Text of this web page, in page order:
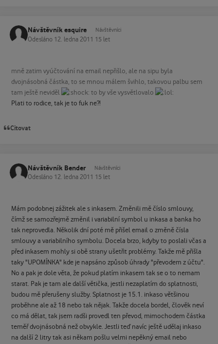
Návštěvník esquire Návštěvníci
Odesláno 12. ledna 2011 15 let
mně zatim vyúčtování na email nepřišlo, ale na sipu byla
dvojnásobná částka, to se mnou málem švihlo, takovou palbu sem
tam ještě neviděl
to by vše vysvětlovalo
Plati to rodice, tak je to fuk ne?!
Citovat
Návštěvník Bender Návštěvníci
Odesláno 12. ledna 2011 15 let
Mám podobnej zážitek ale s inkasem. Změnili mě číslo smlouvy,
čímž se samozřejmě změnil i variabilní symbol u inkasa a banka ho
tak neprovedla. Několik dní poté mě přišel email o změně čísla
smlouvy a variabilního symbolu. Docela brzo, kdyby to poslali včas a
před inkasem mohly si obě strany ušetřit problémy. Takže mě přišla
taky "UPOMÍNKA" kde je napsáno způsob úhrady "převodem z účtu".
No a pak je dole věta, že pokud platím inkasem tak se o to nemam
starat. Pak je tam ale další větička, jestli nezaplatím do splatnosti,
budou mě přerušeny služby. Splatnost je 15.1. inkaso většinou
proběhne ale až 18 nebo tak nějak. Takže docela bordel, člověk neví
co má dělat, tak jsem radši provedl ten převod, mimochodem částka
teměř dvojnásobná než obvykle. Jestli teď navíc ještě udělaj inkaso
na další 2 litry tak asi někam pošlu velmi nepěkný email nebo